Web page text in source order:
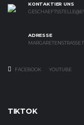
KONTAKTIER UNS
ADRESSE
MARGARETENSTRASSE
FACEBOOK YOUTUBE
TIKTOK